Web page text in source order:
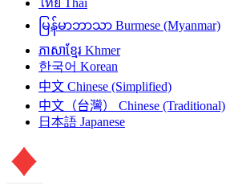
ไทย Thai
မြန်မာဘာသာ Burmese (Myanmar)
ភាសាខ្មែរ Khmer
한국어 Korean
中文 Chinese (Simplified)
中文（台灣）
Chinese (Traditional)
日本語 Japanese